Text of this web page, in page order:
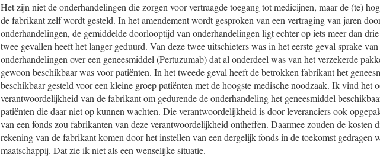
Het zijn niet de onderhandelingen die zorgen voor vertraagde toegang tot medicijnen, maar de (te)
de fabrikant zelf wordt gesteld. In het amendement wordt gesproken van een vertraging van jaren
onderhandelingen, de gemiddelde doorlooptijd van onderhandelingen ligt echter op iets meer dan
twee gevallen heeft het langer geduurd. Van deze twee uitschieters was in het eerste geval sprake van
onderhandelingen over een geneesmiddel (Pertuzumab) dat al onderdeel was van het verzekerde
gewoon beschikbaar was voor patiënten. In het tweede geval heeft de betrokken fabrikant het
beschikbaar gesteld voor een kleine groep patiënten met de hoogste medische noodzaak. Ik vind het
verantwoordelijkheid van de fabrikant om gedurende de onderhandeling het geneesmiddel
patiënten die daar niet op kunnen wachten. Die verantwoordelijkheid is door leveranciers ook
van een fonds zou fabrikanten van deze verantwoordelijkheid ontheffen. Daarmee zouden de kosten
rekening van de fabrikant komen door het instellen van een dergelijk fonds in de toekomst gedragen
maatschappij. Dat zie ik niet als een wenselijke situatie.